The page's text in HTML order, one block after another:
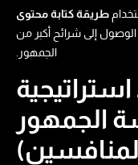
طريقة كتابة محتوى
إلى شرائح أكبر من
الجمهور.
الجمهور